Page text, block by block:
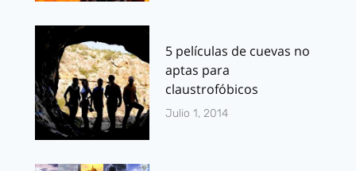
5 películas de cuevas no
aptas para
claustrofóbicos
Julio 1, 2014